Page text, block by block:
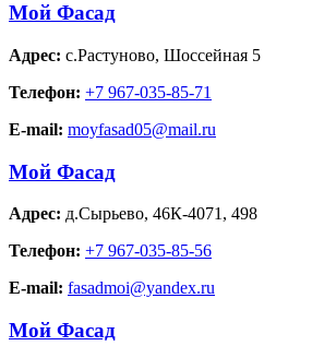
Мой Фасад
Адрес: с.Растуново, Шоссейная 5
Телефон: +7 967-035-85-71
E-mail: moyfasad05@mail.ru
Мой Фасад
Адрес: д.Сырьево, 46К-4071, 498
Телефон: +7 967-035-85-56
E-mail: fasadmoi@yandex.ru
Мой Фасад